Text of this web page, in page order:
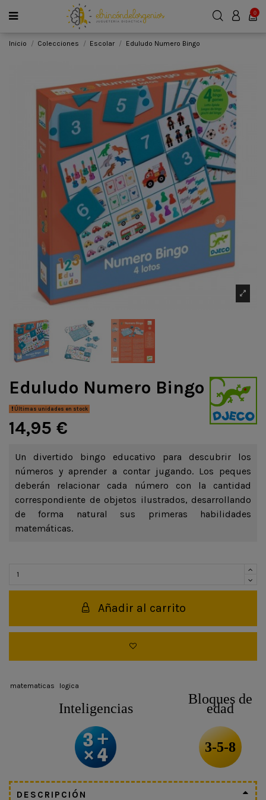
0
Inicio Colecciones Escolar Eduludo Numero Bingo
Eduludo Numero Bingo
Últimas unidades en stock
14,95 €
Un divertido bingo educativo para descubrir los
números y aprender a contar jugando. Los peques
deberán relacionar cada número con la cantidad
correspondiente de objetos ilustrados, desarrollando
de forma natural sus primeras habilidades
matemáticas.
Añadir al carrito
matematicas logica
Inteligencias
Bloques de
edad
3-5-8
DESCRIPCIÓN